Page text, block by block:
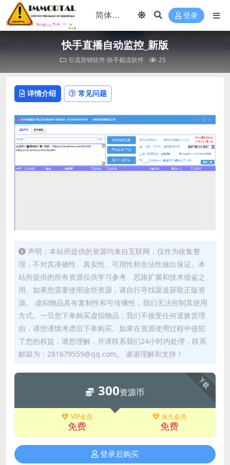
登录
快手直播自动监控_新版
引流营销软件快手截流软件 25
详情介绍 常见问题
声明；本站所提供的资源均来自互联网，仅作为收集整
理，不对其准确性、真实性、可用性和合法性做出保证。本
站所提供的所有资源仅供学习参考、思路扩展和技术借鉴之
用。如果您需要使用这些资源，请自行寻找渠道获取正版资
源。 虚拟物品具有复制性和可传播性，我们无法控制其使用
方式。一旦您下单购买虚拟物品，我们不接受任何退换货理
由，请您谨慎考虑后下单购买。如果在资源使用过程中侵犯
了您的权益，请您理解，并请联系我们24小时内处理，联系
邮箱为：281679559@qq.com。 谢谢理解和支持！
下载
300资源币
VIP会员
免费
永久会员
免费
登录后购买